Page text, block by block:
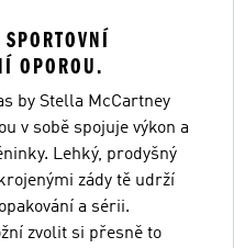
OPOROU.
by Stella McCartney
v sobě spojuje výkon a
Lehký, prodyšný
zády tě udrží
a sérii.
zvolit si přesně to